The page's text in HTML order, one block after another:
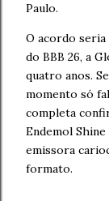
Paulo.
O acordo seria
do BBB 26, a
quatro anos.
momento só
completa
Endemol
emissora
formato.